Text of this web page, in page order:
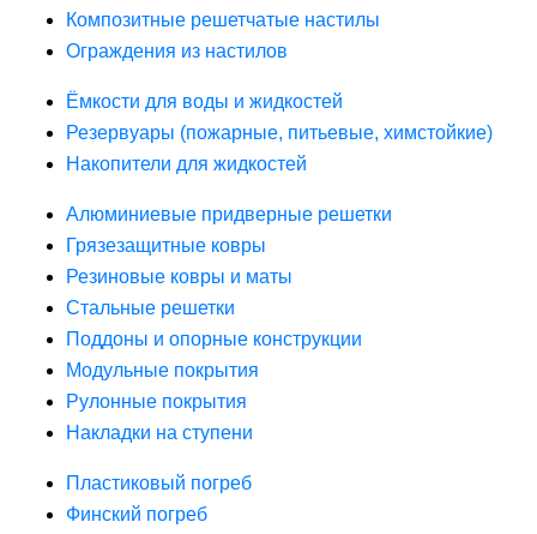
Композитные решетчатые настилы
Ограждения из настилов
Ёмкости для воды и жидкостей
Резервуары (пожарные, питьевые, химстойкие)
Накопители для жидкостей
Алюминиевые придверные решетки
Грязезащитные ковры
Резиновые ковры и маты
Стальные решетки
Поддоны и опорные конструкции
Модульные покрытия
Рулонные покрытия
Накладки на ступени
Пластиковый погреб
Финский погреб